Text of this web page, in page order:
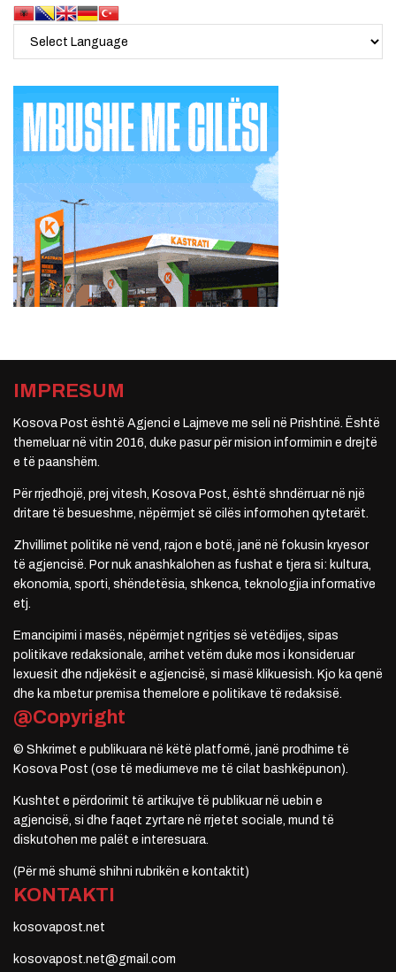
IMPRESUM
Kosova Post është Agjenci e Lajmeve me seli në Prishtinë. Është
themeluar në vitin 2016, duke pasur për mision informimin e drejtë
e të paanshëm.
Për rrjedhojë, prej vitesh, Kosova Post, është shndërruar në një
dritare të besueshme, nëpërmjet së cilës informohen qytetarët.
Zhvillimet politike në vend, rajon e botë, janë në fokusin kryesor
të agjencisë. Por nuk anashkalohen as fushat e tjera si: kultura,
ekonomia, sporti, shëndetësia, shkenca, teknologjia informative
etj.
Emancipimi i masës, nëpërmjet ngritjes së vetëdijes, sipas
politikave redaksionale, arrihet vetëm duke mos i konsideruar
lexuesit dhe ndjekësit e agjencisë, si masë klikuesish. Kjo ka qenë
dhe ka mbetur premisa themelore e politikave të redaksisë.
@Copyright
© Shkrimet e publikuara në këtë platformë, janë prodhime të
Kosova Post (ose të mediumeve me të cilat bashkëpunon).
Kushtet e përdorimit të artikujve të publikuar në uebin e
agjencisë, si dhe faqet zyrtare në rrjetet sociale, mund të
diskutohen me palët e interesuara.
(Për më shumë shihni rubrikën e kontaktit)
KONTAKTI
kosovapost.net
kosovapost.net@gmail.com